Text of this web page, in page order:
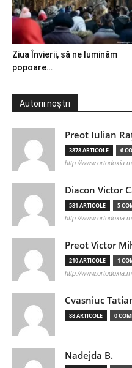
Ziua Învierii, să ne luminăm
popoare…
Autorii noștri
Preot Iulian
3878 ARTICOLE 6
http://
Diacon Victor
581 ARTICOLE 5
http://
Preot Victor
210 ARTICOLE 1
http://
Cvasniuc
88 ARTICOLE 0
Nadejda B.